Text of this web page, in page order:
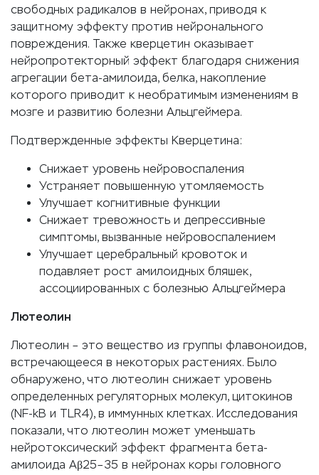
свободных радикалов в нейронах, приводя к
защитному эффекту против нейронального
повреждения. Также кверцетин оказывает
нейропротекторный эффект благодаря снижения
агрегации бета-амилоида, белка, накопление
которого приводит к необратимым изменениям в
мозге и развитию болезни Альцгеймера.
Подтвержденные эффекты Кверцетина:
Снижает уровень нейровоспаления
Устраняет повышенную утомляемость
Улучшает когнитивные функции
Снижает тревожность и депрессивные
симптомы, вызванные нейровоспалением
Улучшает церебральный кровоток и
подавляет рост амилоидных бляшек,
ассоциированных с болезнью Альцгеймера
Лютеолин
Лютеолин – это вещество из группы флавоноидов,
встречающееся в некоторых растениях. Было
обнаружено, что лютеолин снижает уровень
определенных регуляторных молекул, цитокинов
(NF-kB и TLR4), в иммунных клетках. Исследования
показали, что лютеолин может уменьшать
нейротоксический эффект фрагмента бета-
амилоида Aβ25–35 в нейронах коры головного